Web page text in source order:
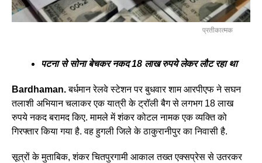
प्रतीकात्मक
पटना से सोना बेचकर नकद 18 लाख रुपये लेकर लौट रहा था
Bardhaman.बर्धमान रेलवे स्टेशन पर बुधवार शाम आरपीएफ ने सघन
तलाशी अभियान चलाकर एक यात्री के ट्रॉली बैग से लगभग 18 लाख
रुपये नकद बरामद किए. मामले में शंकर कोटल नामक एक व्यक्ति को
गिरफ्तार किया गया है. वह हुगली जिले के ठाकुरानीपुर का निवासी है.
सूत्रों के मुताबिक, शंकर चितपुरगामी आकाल तख्त एक्सप्रेस से उतरकर